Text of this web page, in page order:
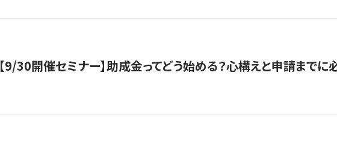
【9/30開催セミナー】助成金ってどう始める？心構えと申請まで